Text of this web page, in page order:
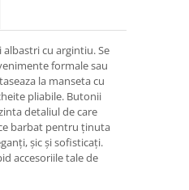
cu argintiu. Se
formale sau
la manseta cu
pliabile. Butonii
detaliul de care
barbat pentru ținuta
șic și sofisticați.
accesoriile tale de